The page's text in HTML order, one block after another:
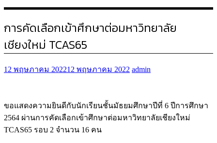
การคัดเลือกเข้าศึกษาต่อมหาวิทยาลัย
เชียงใหม่ TCAS65
12 พฤษภาคม 202212 พฤษภาคม 2022 admin
ขอแสดงความยินดีกับนักเรียนชั้นมัธยมศึกษาปีที่ 6 ปีการศึกษา
2564 ผ่านการคัดเลือกเข้าศึกษาต่อมหาวิทยาลัยเชียงใหม่
TCAS65 รอบ 2 จำนวน 16 คน